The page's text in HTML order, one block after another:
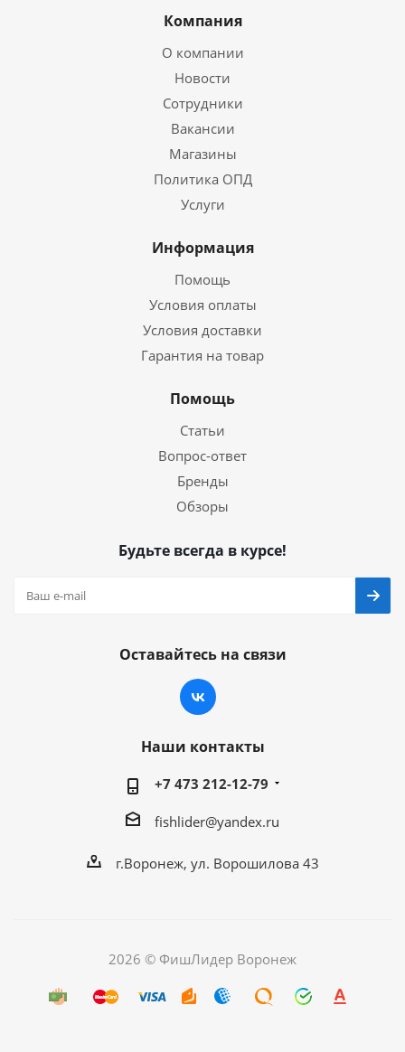
Компания
О компании
Новости
Сотрудники
Вакансии
Магазины
Политика ОПД
Услуги
Информация
Помощь
Условия оплаты
Условия доставки
Гарантия на товар
Помощь
Статьи
Вопрос-ответ
Бренды
Обзоры
Будьте всегда в курсе!
Оставайтесь на связи
Наши контакты
+7 473 212-12-79
fishlider@yandex.ru
г.Воронеж, ул. Ворошилова 43
2026 © ФишЛидер Воронеж